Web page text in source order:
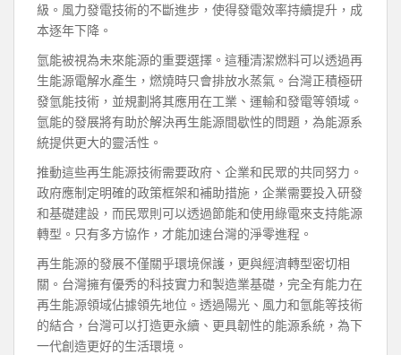
級。風力發電技術的不斷進步，使得發電效率持續提升，成
本逐年下降。
氫能被視為未來能源的重要選擇。這種清潔燃料可以透過再
生能源電解水產生，燃燒時只會排放水蒸氣。台灣正積極研
發氫能技術，並規劃將其應用在工業、運輸和發電等領域。
氫能的發展將有助於解決再生能源間歇性的問題，為能源系
統提供更大的靈活性。
推動這些再生能源技術需要政府、企業和民眾的共同努力。
政府應制定明確的政策框架和補助措施，企業需要投入研發
和基礎建設，而民眾則可以透過節能和使用綠電來支持能源
轉型。只有多方協作，才能加速台灣的淨零進程。
再生能源的發展不僅關乎環境保護，更與經濟轉型密切相
關。台灣擁有優秀的科技實力和製造業基礎，完全有能力在
再生能源領域佔據領先地位。透過陽光、風力和氫能等技術
的結合，台灣可以打造更永續、更具韌性的能源系統，為下
一代創造更好的生活環境。